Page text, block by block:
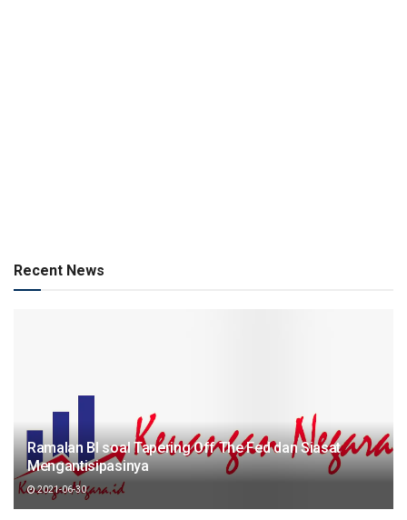
Recent News
Ramalan BI soal Tapering Off The Fed dan Siasat
Mengantisipasinya
2021-06-30